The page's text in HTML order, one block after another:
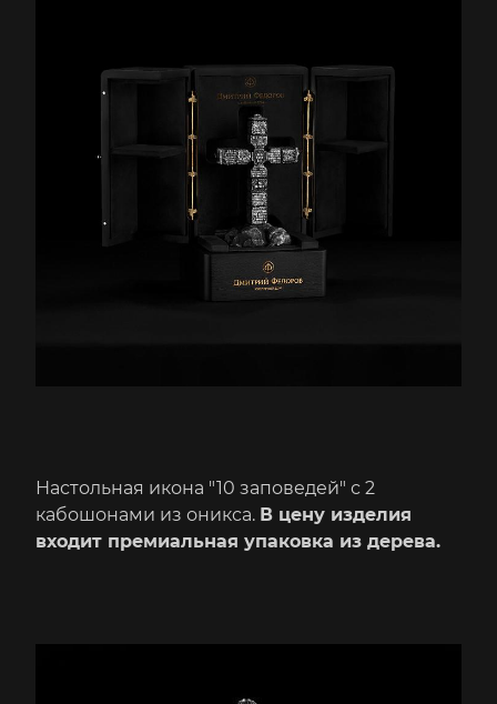
Настольная икона "10 заповедей" с 2
кабошонами из оникса. В цену изделия
входит премиальная упаковка из дерева.